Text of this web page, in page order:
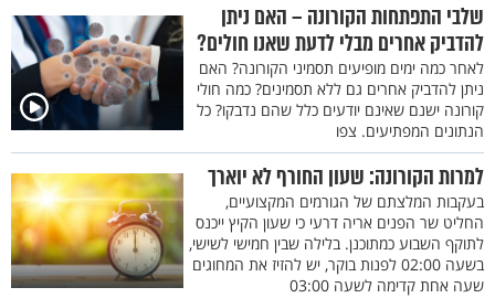
שלבי התפתחות הקורונה – האם ניתן
להדביק אחרים מבלי לדעת שאנו חולים?
לאחר כמה ימים מופיעים תסמיני הקורונה? האם
ניתן להדביק אחרים גם ללא תסמינים? כמה חולי
קורונה ישנם שאינם יודעים כלל שהם נדבקו? כל
הנתונים המפתיעים. צפו
למרות הקורונה: שעון החורף לא יוארך
בעקבות המלצתם של הגורמים המקצועיים,
החליט שר הפנים אריה דרעי כי שעון הקיץ ייכנס
לתוקף השבוע כמתוכנן. בלילה שבין חמישי לשישי,
בשעה 02:00 לפנות בוקר, יש להזיז את המחוגים
שעה אחת קדימה לשעה 03:00